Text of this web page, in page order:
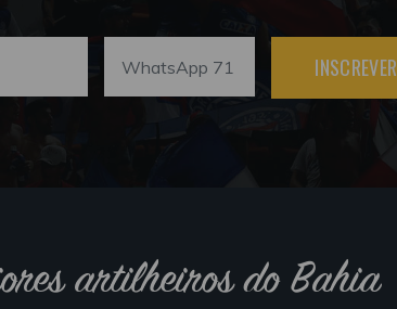
INSCREVER
artilheiros do Bahia